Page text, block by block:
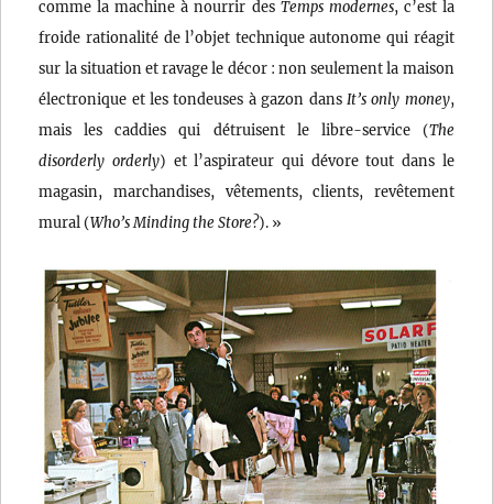
comme la machine à nourrir des Temps modernes, c’est la
froide rationalité de l’objet technique autonome qui réagit
sur la situation et ravage le décor : non seulement la maison
électronique et les tondeuses à gazon dans It’s only money,
mais les caddies qui détruisent le libre-service (The
disorderly orderly) et l’aspirateur qui dévore tout dans le
magasin, marchandises, vêtements, clients, revêtement
mural (Who’s Minding the Store?). »